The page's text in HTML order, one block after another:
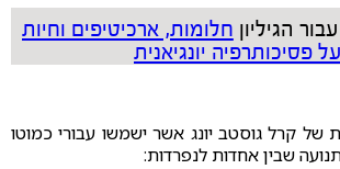
הגיליון חלומות, ארכיטיפים וחיות
פסיכותרפיה יונגיאנית
קרל גוסטב יונג אשר ישמשו עבורי כמוטו
שבין אחדות לנפרדות: